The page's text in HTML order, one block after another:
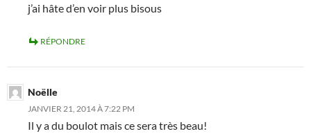
j’ai hâte d’en voir plus bisous
RÉPONDRE
Noëlle
JANVIER 21, 2014 À 7:22 PM
Il y a du boulot mais ce sera très beau!